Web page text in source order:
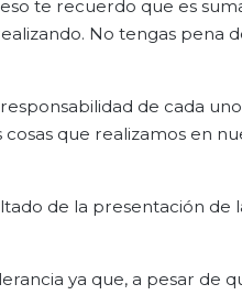
te recuerdo que es
No tengas pena
de cada
que realizamos en
de la presentación de
ya que, a pesar de